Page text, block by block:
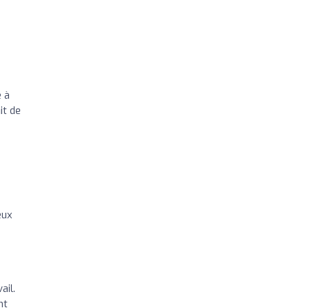
à
de